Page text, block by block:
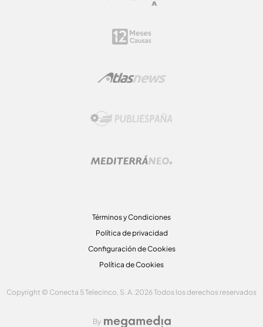
Términos y Condiciones
Política de privacidad
Configuración de Cookies
Política de Cookies
Copyright © Conecta 5 Telecinco, S. A. 2026 Todos los derechos reservados
By